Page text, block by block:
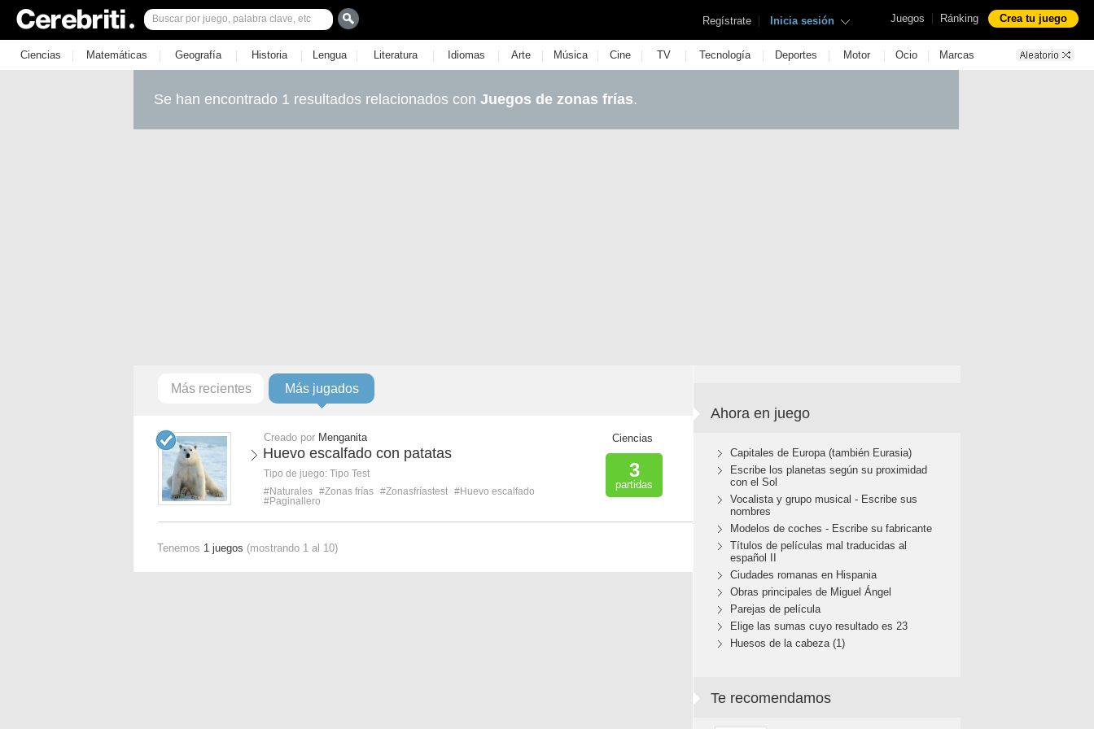
Juegos | Ránking Crea tu juego
Regístrate | Inicia sesión
Ciencias | Matemáticas | Geografía | Historia | Lengua | Literatura | Idiomas | Arte | Música | Cine | TV | Tecnología | Deportes | Motor | Ocio | Marcas
Se han encontrado 1 resultados relacionados con Juegos de zonas frías.
Más recientes Más jugados
Creado por Menganita
Huevo escalfado con patatas
Tipo de juego: Tipo Test
#Naturales #Zonas frías #Zonasfríastest #Huevo escalfado
#Paginallero
Ciencias
3
partidas
Tenemos 1 juegos (mostrando 1 al 10)
Ahora en juego
Capitales de Europa (también Eurasia)
Escribe los planetas según su proximidad
con el Sol
Vocalista y grupo musical - Escribe sus
nombres
Modelos de coches - Escribe su fabricante
Títulos de películas mal traducidas al
español II
Ciudades romanas en Hispania
Obras principales de Miguel Ángel
Parejas de película
Elige las sumas cuyo resultado es 23
Huesos de la cabeza (1)
Te recomendamos